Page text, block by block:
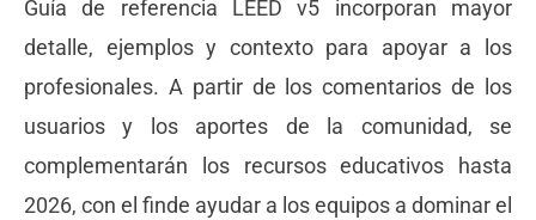
Guía de referencia LEED v5 incorporan mayor
detalle, ejemplos y contexto para apoyar a los
profesionales. A partir de los comentarios de los
usuarios y los aportes de la comunidad, se
complementarán los recursos educativos hasta
2026, con el finde ayudar a los equipos a dominar el